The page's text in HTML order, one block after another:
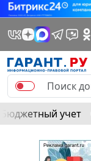
Бюджетный учет